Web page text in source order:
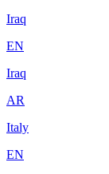
Iraq
EN
Iraq
AR
Italy
EN